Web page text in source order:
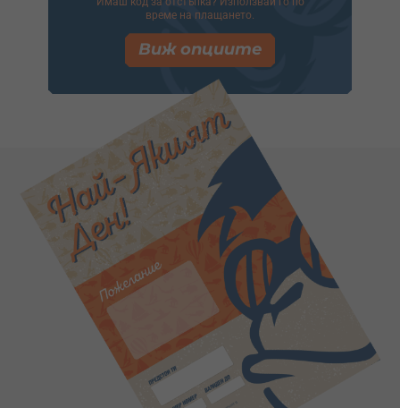
време на плащането.
Виж опциите